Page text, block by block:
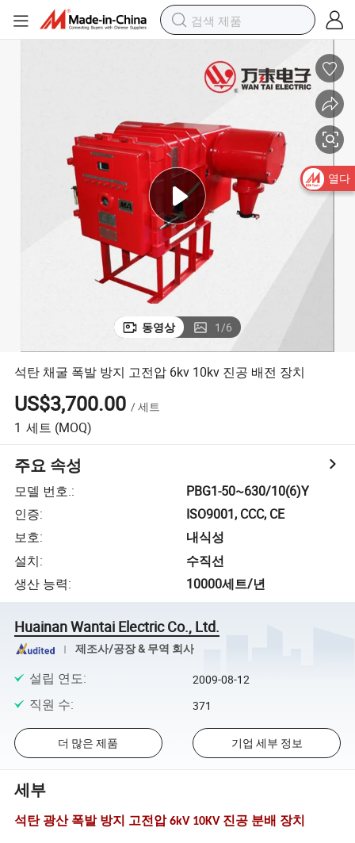
동영상 1/6
석탄 채굴 폭발 방지 고전압 6kv 10kv 진공 배전 장치
US$3,700.00 /세트
1 세트 (MOQ)
주요 속성
모델 번호.:
PBG1-50~630/10(6)Y
인증:
ISO9001, CCC, CE
보호:
내식성
설치:
수직선
생산 능력: 10000세트/년
Huainan Wantai Electric Co., Ltd.
제조사/공장 & 무역 회사
설립 연도: 2009-08-12
직원 수: 371
더 많은 제품 기업 세부 정보
세부
석탄 광산 폭발 방지 고전압 6kV 10KV 진공 분배 장치
열다